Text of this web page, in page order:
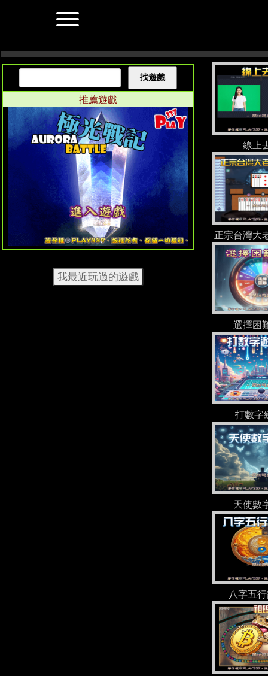
好的兄弟，這是幫你
改好的完整版本（相
推薦遊戲
我最近玩過的遊戲
線上
正宗台灣大
選擇困
打數字
天使數
八字五